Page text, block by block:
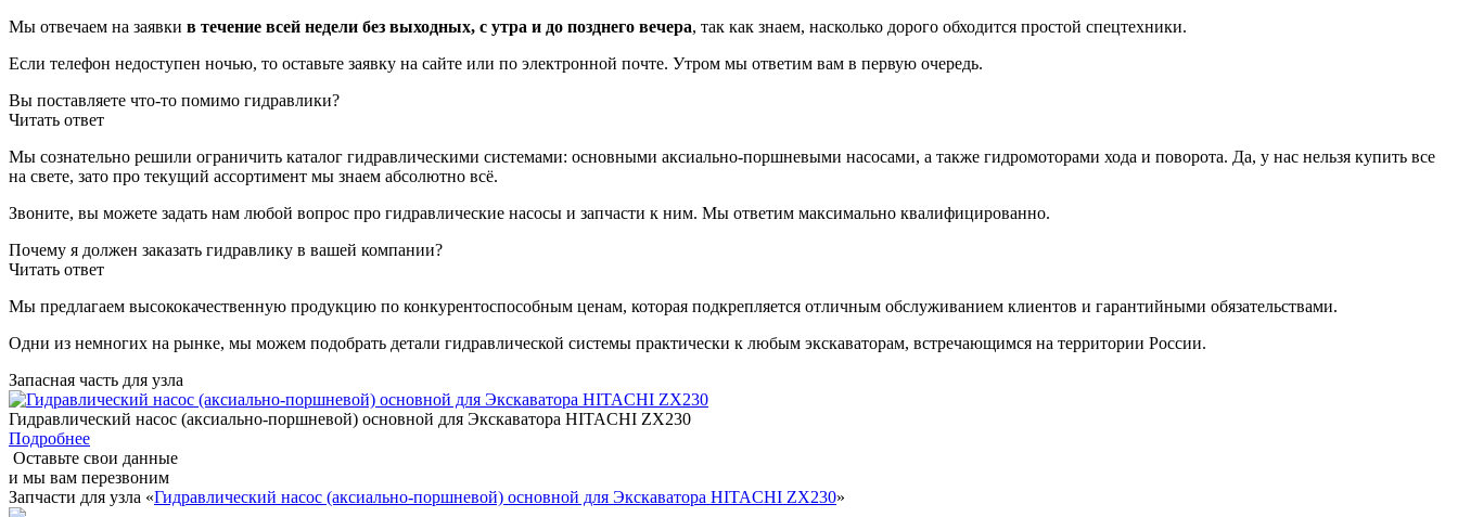
Мы отвечаем на заявки в течение всей недели без выходных, с утра и до позднего вечера, так как знаем, насколько дорого обходится простой спецтехники.
Если телефон недоступен ночью, то оставьте заявку на сайте или по электронной почте. Утром мы ответим вам в первую очередь.
Вы поставляете что-то помимо гидравлики?
Читать ответ
Мы сознательно решили ограничить каталог гидравлическими системами: основными аксиально-поршневыми насосами, а также гидромоторами хода и поворота. Да, у нас нельзя купить все
на свете, зато про текущий ассортимент мы знаем абсолютно всё.
Звоните, вы можете задать нам любой вопрос про гидравлические насосы и запчасти к ним. Мы ответим максимально квалифицированно.
Почему я должен заказать гидравлику в вашей компании?
Читать ответ
Мы предлагаем высококачественную продукцию по конкурентоспособным ценам, которая подкрепляется отличным обслуживанием клиентов и гарантийными обязательствами.
Одни из немногих на рынке, мы можем подобрать детали гидравлической системы практически к любым экскаваторам, встречающимся на территории России.
Запасная часть для узла
Гидравлический насос (аксиально-поршневой) основной для Экскаватора HITACHI ZX230
Подробнее
Оставьте свои данные
и мы вам перезвоним
Запчасти для узла «Гидравлический насос (аксиально-поршневой) основной для Экскаватора HITACHI ZX230»